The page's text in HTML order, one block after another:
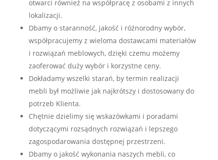
otwarci również na współpracę z osobami z innych
lokalizacji.
Dbamy o staranność, jakość i różnorodny wybór,
współpracujemy z wieloma dostawcami materiałów
i rozwiązań meblowych, dzięki czemu możemy
zaoferować duży wybór i korzystne ceny.
Dokładamy wszelki starań, by termin realizacji
mebli był możliwie jak najkrótszy i dostosowany do
potrzeb Klienta.
Chętnie dzielimy się wskazówkami i poradami
dotyczącymi rozsądnych rozwiązań i lepszego
zagospodarowania dostępnej przestrzeni.
Dbamy o jakość wykonania naszych mebli, co